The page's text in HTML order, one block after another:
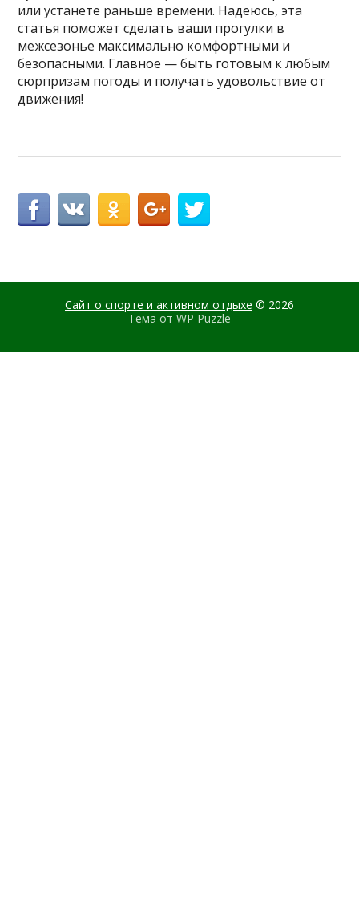
или устанете раньше времени. Надеюсь, эта
статья поможет сделать ваши прогулки в
межсезонье максимально комфортными и
безопасными. Главное — быть готовым к любым
сюрпризам погоды и получать удовольствие от
движения!
Сайт о спорте и активном отдыхе © 2026
Тема от WP Puzzle